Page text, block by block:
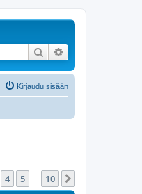
Etsi
Kirjaudu sisään
4 5 10